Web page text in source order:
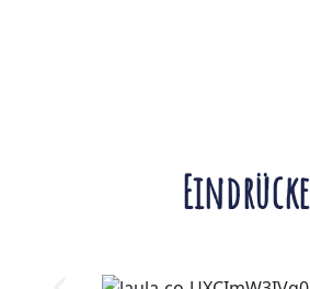
Eindrücke